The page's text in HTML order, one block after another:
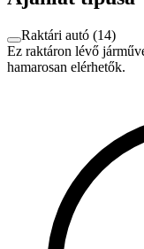
Raktári autó (14)
Ez raktáron lévő
hamarosan elérhetők.